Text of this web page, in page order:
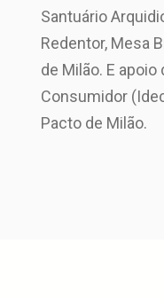
Santuário
Redentor, Mesa
de Milão. E
Consumidor
Pacto de Milão.